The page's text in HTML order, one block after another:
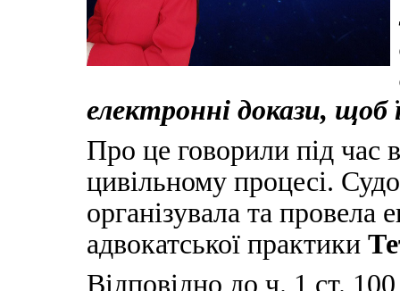
електронні докази, щоб
Про це говорили під час
цивільному процесі.
організувала та
адвокатської практики
Відповідно до ч. 1 ст.